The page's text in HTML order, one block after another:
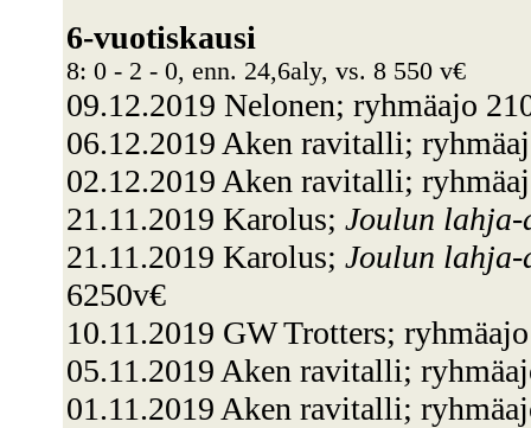
6-vuotiskausi
8: 0 - 2 - 0, enn. 24,6aly, vs. 8 550 v€
09.12.2019 Nelonen; ryhmäajo
06.12.2019 Aken ravitalli;
02.12.2019 Aken ravitalli;
21.11.2019 Karolus; Joulun lahja-
21.11.2019 Karolus; Joulun
6250v€
10.11.2019 GW Trotters;
05.11.2019 Aken ravitalli;
01.11.2019 Aken ravitalli;